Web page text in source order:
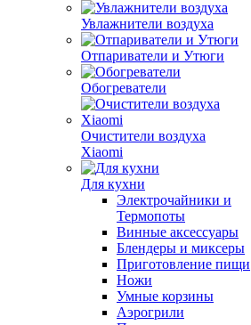
Увлажнители воздуха
Отпариватели и Утюги
Обогреватели
Очистители воздуха
Xiaomi
Для кухни
Электрочайники и
Термопоты
Винные аксессуары
Блендеры и миксеры
Приготовление пищи
Ножи
Умные корзины
Аэрогрили